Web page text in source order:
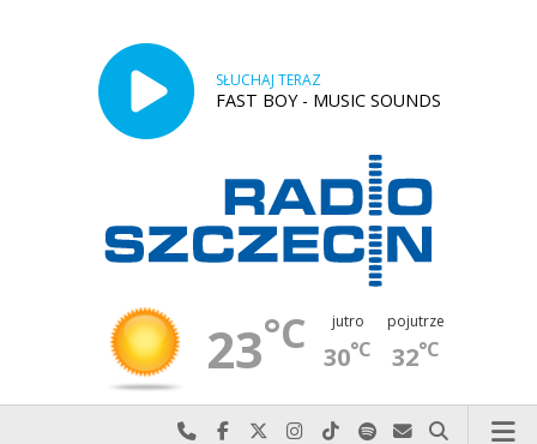
SŁUCHAJ TERAZ
FAST BOY - MUSIC SOUNDS
23°C jutro
30°C
pojutrze
32°C
Najlepiej po prostu do nas zadzwoń
Odwiedź nas na Facebook-u
Odwiedź nas na X
Odwiedź nas na Instagram-ie
Odwiedź nas na TikTok-u
Szukaj nas na Spotify
Wyślij do nas
Szukaj